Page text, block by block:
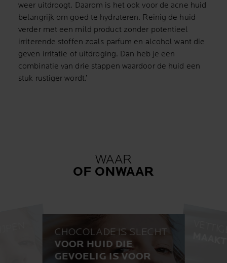
weer uitdroogt. Daarom is het ook voor de acne huid
belangrijk om goed te hydrateren. Reinig de huid
verder met een mild product zonder potentieel
irriterende stoffen zoals parfum en alcohol want die
geven irritatie of uitdroging. Dan heb je een
combinatie van drie stappen waardoor de huid een
stuk rustiger wordt.’
WAAR
OF ONWAAR
CHOCOLADE IS SLECHT
VOOR HUID DIE
GEVOELIG IS VOOR
ONWAAR